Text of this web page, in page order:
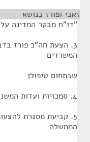
זאבי ופורז בנושא
"דו"ח מבקר המדינה
3. הצעת חה"כ פורז
המשרדים
שבתחום טיפולן
4. סמכויות ועדות המשנה של ועדת הכספים
5. קביעת מסגרת
הממשלה